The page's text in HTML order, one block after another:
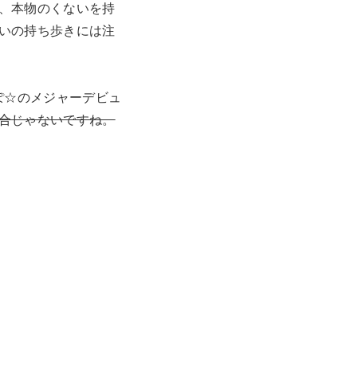
本物のくないを持
の持ち歩きには注
のメジャーデビュ
じゃないですね。